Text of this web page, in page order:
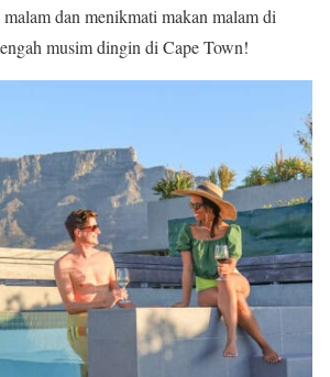
dan menikmati makan malam di
musim dingin di Cape Town!